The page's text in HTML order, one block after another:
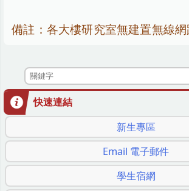
備註：各大樓研究室無建置無線網
快速連結
新生專區
Email 電子郵件
學生宿網